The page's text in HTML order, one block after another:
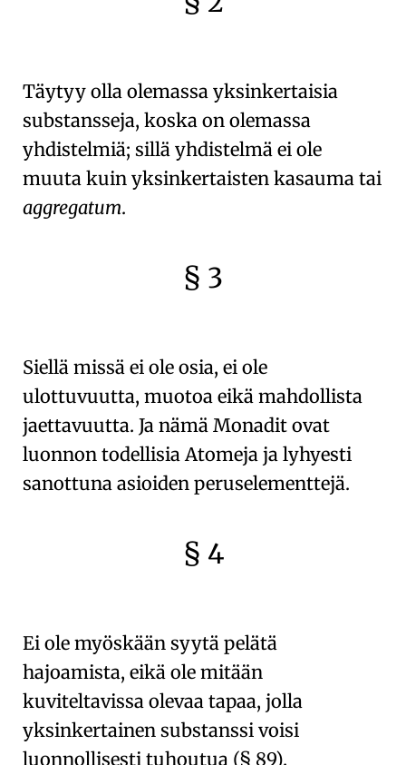
Täytyy olla olemassa yksinkertaisia
substansseja, koska on olemassa
yhdistelmiä; sillä yhdistelmä ei ole
muuta kuin yksinkertaisten kasauma tai
aggregatum.
§ 3
Siellä missä ei ole osia, ei ole
ulottuvuutta, muotoa eikä mahdollista
jaettavuutta. Ja nämä Monadit ovat
luonnon todellisia Atomeja ja lyhyesti
sanottuna asioiden peruselementtejä.
§ 4
Ei ole myöskään syytä pelätä
hajoamista, eikä ole mitään
kuviteltavissa olevaa tapaa, jolla
yksinkertainen substanssi voisi
luonnollisesti tuhoutua (§ 89).